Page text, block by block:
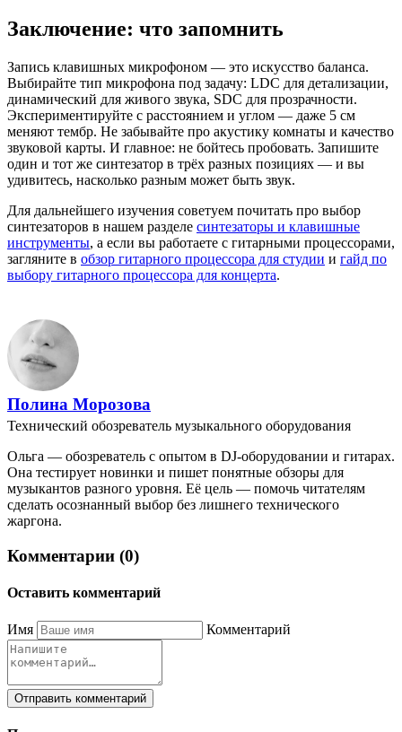
Заключение: что запомнить
Запись клавишных микрофоном — это искусство баланса.
Выбирайте тип микрофона под задачу: LDC для детализации,
динамический для живого звука, SDC для прозрачности.
Экспериментируйте с расстоянием и углом — даже 5 см
меняют тембр. Не забывайте про акустику комнаты и качество
звуковой карты. И главное: не бойтесь пробовать. Запишите
один и тот же синтезатор в трёх разных позициях — и вы
удивитесь, насколько разным может быть звук.
Для дальнейшего изучения советуем почитать про выбор
синтезаторов в нашем разделе синтезаторы и клавишные
инструменты, а если вы работаете с гитарными процессорами,
загляните в обзор гитарного процессора для студии и гайд по
выбору гитарного процессора для концерта.
Полина Морозова
Технический обозреватель музыкального оборудования
Ольга — обозреватель с опытом в DJ-оборудовании и гитарах.
Она тестирует новинки и пишет понятные обзоры для
музыкантов разного уровня. Её цель — помочь читателям
сделать осознанный выбор без лишнего технического
жаргона.
Комментарии (0)
Оставить комментарий
Имя Комментарий
Отправить комментарий